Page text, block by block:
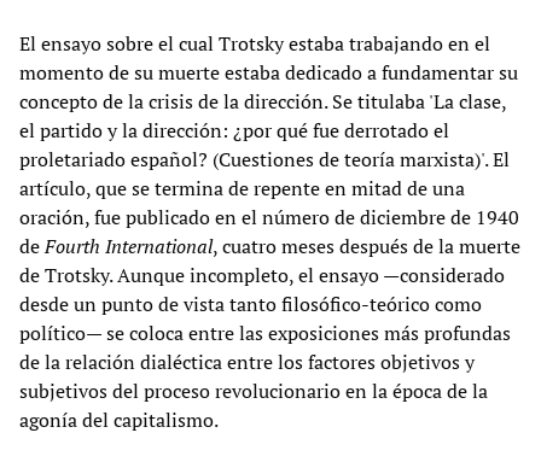
El ensayo sobre el cual Trotsky estaba trabajando en el
momento de su muerte estaba dedicado a fundamentar su
concepto de la crisis de la dirección. Se titulaba 'La clase,
el partido y la dirección: ¿por qué fue derrotado el
proletariado español? (Cuestiones de teoría marxista)'. El
artículo, que se termina de repente en mitad de una
oración, fue publicado en el número de diciembre de 1940
deFourth International, cuatro meses después de la muerte
de Trotsky. Aunque incompleto, el ensayo —considerado
desde un punto de vista tanto filosófico-teórico como
político— se coloca entre las exposiciones más profundas
de la relación dialéctica entre los factores objetivos y
subjetivos del proceso revolucionario en la época de la
agonía del capitalismo.